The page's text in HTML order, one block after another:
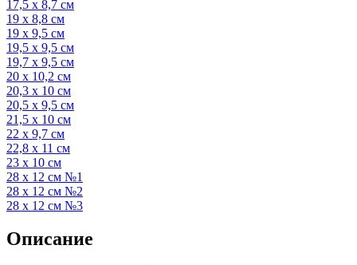
17,5 х 8,7 см
19 х 8,8 см
19 х 9,5 см
19,5 х 9,5 см
19,7 х 9,5 см
20 х 10,2 см
20,3 х 10 см
20,5 х 9,5 см
21,5 х 10 см
22 х 9,7 см
22,8 х 11 см
23 х 10 см
28 х 12 см №1
28 х 12 см №2
28 х 12 см №3
Описание